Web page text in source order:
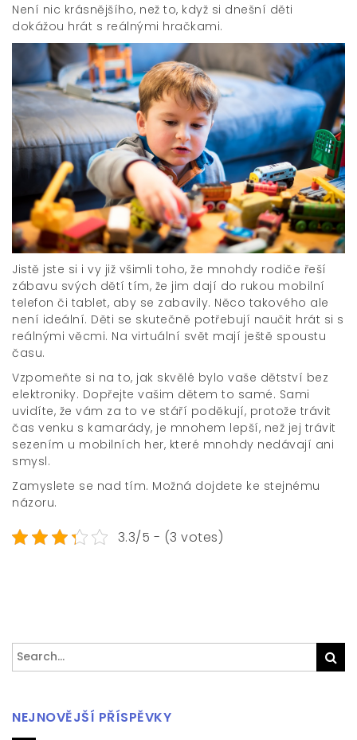
Není nic krásnějšího, než to, když si dnešní děti
dokážou hrát s reálnými hračkami.
Jistě jste si i vy již všimli toho, že mnohdy rodiče řeší
zábavu svých dětí tím, že jim dají do rukou mobilní
telefon či tablet, aby se zabavily. Něco takového ale
není ideální. Děti se skutečně potřebují naučit hrát si s
reálnými věcmi. Na virtuální svět mají ještě spoustu
času.
Vzpomeňte si na to, jak skvělé bylo vaše dětství bez
elektroniky. Dopřejte vašim dětem to samé. Sami
uvidíte, že vám za to ve stáří poděkují, protože trávit
čas venku s kamarády, je mnohem lepší, než jej trávit
sezením u mobilních her, které mnohdy nedávají ani
smysl.
Zamyslete se nad tím. Možná dojdete ke stejnému
názoru.
3.3/5 - (3 votes)
Search
for:
NEJNOVĚJŠÍ PŘÍSPĚVKY